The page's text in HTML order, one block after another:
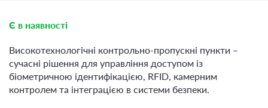
Є в наявності
Високотехнологічні контрольно-пропускні пункти –
сучасні рішення для управління доступом із
біометричною ідентифікацією, RFID, камерним
контролем та інтеграцією в системи безпеки.